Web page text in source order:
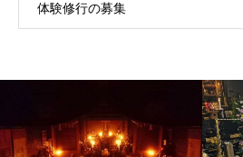
体験修行の募集